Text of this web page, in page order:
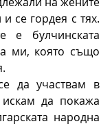
се гордея с тях.
е булчинската
ми, която също
да участвам в
да покажа
народна